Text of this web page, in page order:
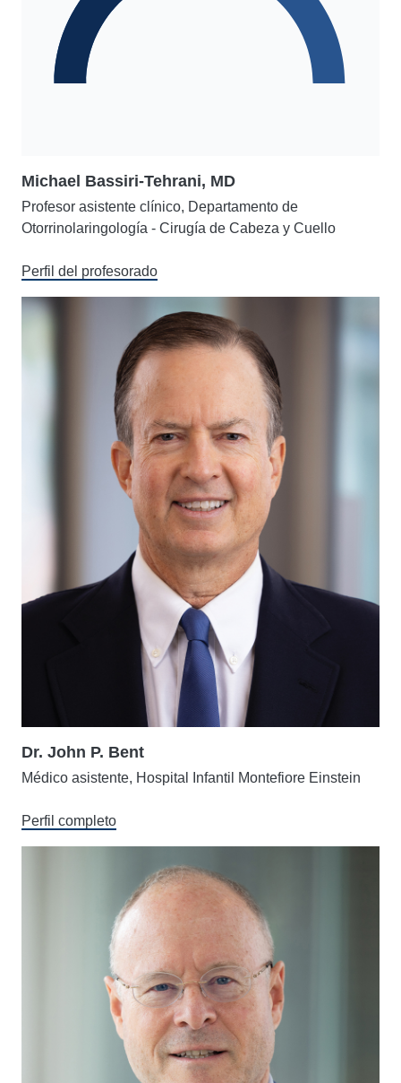
Michael Bassiri-Tehrani, MD
Profesor asistente clínico, Departamento de
Otorrinolaringología - Cirugía de Cabeza y Cuello
Perfil del profesorado
Dr. John P. Bent
Médico asistente, Hospital Infantil Montefiore Einstein
Perfil completo